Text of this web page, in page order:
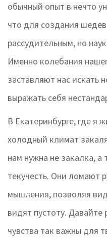
обычный опыт в нечто
что для создания
рассудительным, но
Именно колебания
заставляют нас искать
выражать себя
В Екатеринбурге, где я
холодный климат
нам нужна не закалка, а
текучесть. Они ломают
мышления, позволяя
видят пустоту.
чувства так важны для